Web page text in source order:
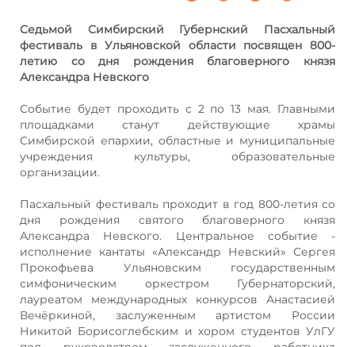
Седьмой Симбирский Губернский Пасхальный
фестиваль в Ульяновской области посвящен 800-
летию со дня рождения благоверного князя
Александра Невского
Событие будет проходить с 2 по 13 мая. Главными
площадками станут действующие храмы
Симбирской епархии, областные и муниципальные
учреждения культуры, образовательные
организации.
Пасхальный фестиваль проходит в год 800-летия со
дня рождения святого благоверного князя
Александра Невского. Центральное событие -
исполнение кантаты «Александр Невский» Сергея
Прокофьева Ульяновским государственным
симфоническим оркестром Губернаторский,
лауреатом международных конкурсов Анастасией
Вечёркиной, заслуженным артистом России
Никитой Борисоглебским и хором студентов УлГУ